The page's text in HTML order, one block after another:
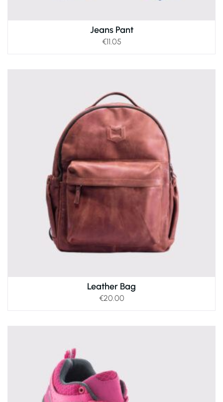
Jeans Pant
€11.05
Leather Bag
€20.00